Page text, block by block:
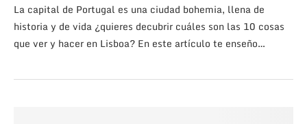
La capital de Portugal es una ciudad bohemia, llena de
historia y de vida ¿quieres decubrir cuáles son las 10 cosas
que ver y hacer en Lisboa? En este artículo te enseño…